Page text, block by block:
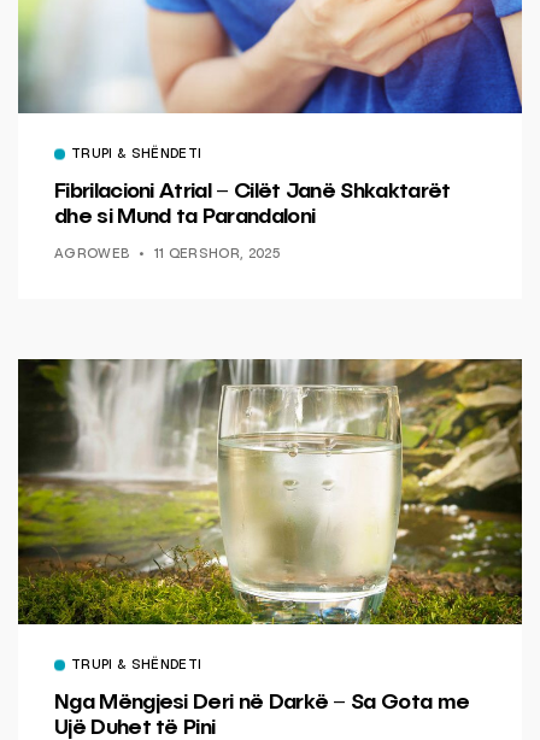
TRUPI & SHËNDETI
Fibrilacioni Atrial – Cilët Janë Shkaktarët
dhe si Mund ta Parandaloni
AGROWEB 11 QERSHOR, 2025
TRUPI & SHËNDETI
Nga Mëngjesi Deri në Darkë – Sa Gota me
Ujë Duhet të Pini